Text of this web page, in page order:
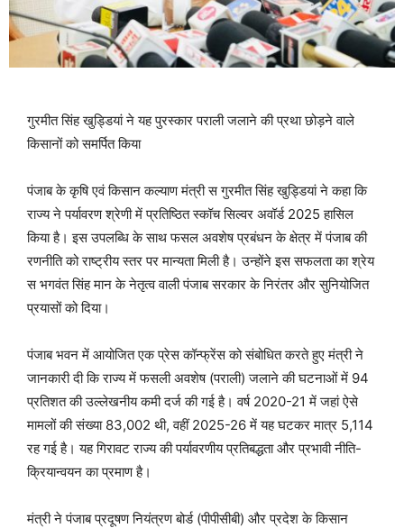
गुरमीत सिंह खुड्डियां ने यह पुरस्कार पराली जलाने की प्रथा छोड़ने वाले
किसानों को समर्पित किया
पंजाब के कृषि एवं किसान कल्याण मंत्री स गुरमीत सिंह खुड्डियां ने कहा कि
राज्य ने पर्यावरण श्रेणी में प्रतिष्ठित स्कॉच सिल्वर अवॉर्ड 2025 हासिल
किया है। इस उपलब्धि के साथ फसल अवशेष प्रबंधन के क्षेत्र में पंजाब की
रणनीति को राष्ट्रीय स्तर पर मान्यता मिली है। उन्होंने इस सफलता का श्रेय
स भगवंत सिंह मान के नेतृत्व वाली पंजाब सरकार के निरंतर और सुनियोजित
प्रयासों को दिया।
पंजाब भवन में आयोजित एक प्रेस कॉन्फ्रेंस को संबोधित करते हुए मंत्री ने
जानकारी दी कि राज्य में फसली अवशेष (पराली) जलाने की घटनाओं में 94
प्रतिशत की उल्लेखनीय कमी दर्ज की गई है। वर्ष 2020-21 में जहां ऐसे
मामलों की संख्या 83,002 थी, वहीं 2025-26 में यह घटकर मात्र 5,114
रह गई है। यह गिरावट राज्य की पर्यावरणीय प्रतिबद्धता और प्रभावी नीति-
क्रियान्वयन का प्रमाण है।
मंत्री ने पंजाब प्रदूषण नियंत्रण बोर्ड (पीपीसीबी) और प्रदेश के किसान